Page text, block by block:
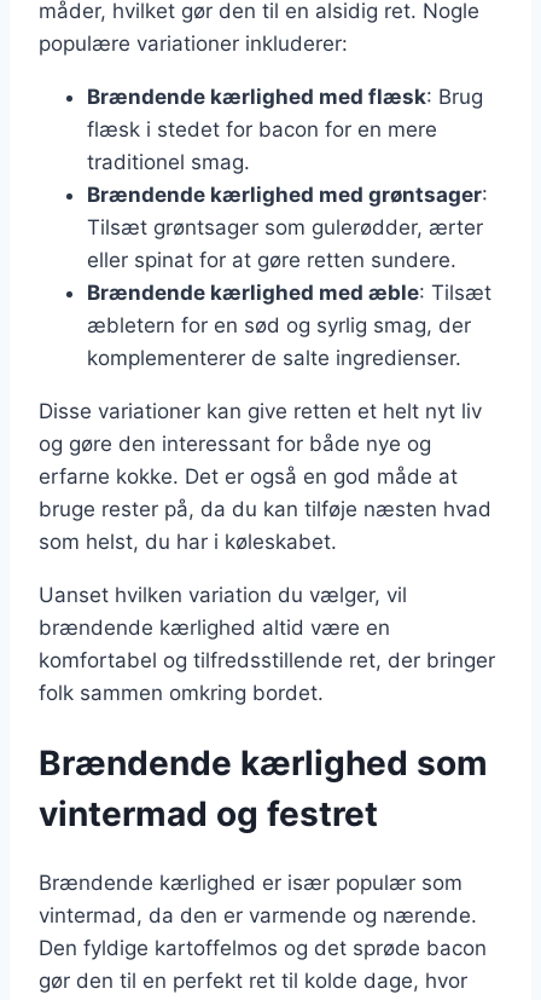
måder, hvilket gør den til en alsidig ret. Nogle
populære variationer inkluderer:
Brændende kærlighed med flæsk: Brug
flæsk i stedet for bacon for en mere
traditionel smag.
Brændende kærlighed med grøntsager:
Tilsæt grøntsager som gulerødder, ærter
eller spinat for at gøre retten sundere.
Brændende kærlighed med æble: Tilsæt
æbletern for en sød og syrlig smag, der
komplementerer de salte ingredienser.
Disse variationer kan give retten et helt nyt liv
og gøre den interessant for både nye og
erfarne kokke. Det er også en god måde at
bruge rester på, da du kan tilføje næsten hvad
som helst, du har i køleskabet.
Uanset hvilken variation du vælger, vil
brændende kærlighed altid være en
komfortabel og tilfredsstillende ret, der bringer
folk sammen omkring bordet.
Brændende kærlighed som
vintermad og festret
Brændende kærlighed er især populær som
vintermad, da den er varmende og nærende.
Den fyldige kartoffelmos og det sprøde bacon
gør den til en perfekt ret til kolde dage, hvor